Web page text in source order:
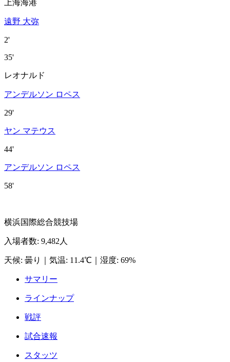
上海海港
遠野 大弥
2'
35'
レオナルド
アンデルソン ロペス
29'
ヤン マテウス
44'
アンデルソン ロペス
58'
横浜国際総合競技場
入場者数: 9,482人
天候: 曇り 気温: 11.4℃ 湿度: 69%
サマリー
ラインナップ
戦評
試合速報
スタッツ